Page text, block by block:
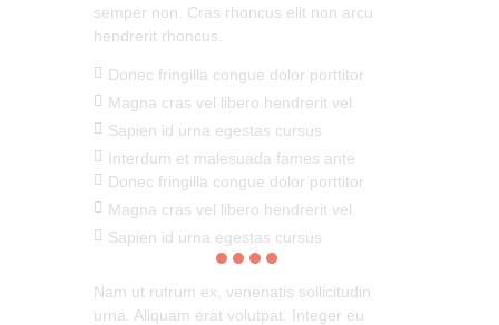
semper non. Cras rhoncus elit non arcu
hendrerit rhoncus.
Donec fringilla congue dolor porttitor
Magna cras vel libero hendrerit vel
Sapien id urna egestas cursus
Interdum et malesuada fames ante
Donec fringilla congue dolor porttitor
Magna cras vel libero hendrerit vel
Sapien id urna egestas cursus
Nam ut rutrum ex, venenatis sollicitudin
urna. Aliquam erat volutpat. Integer eu